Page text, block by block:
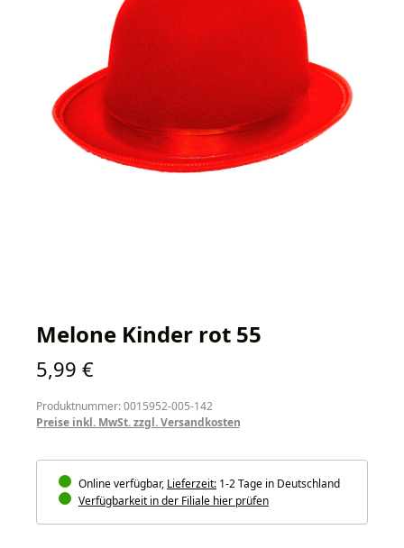
Melone Kinder rot 55
Regulärer Preis:
5,99 €
Produktnummer: 0015952-005-142
Preise inkl. MwSt. zzgl. Versandkosten
Online verfügbar, Lieferzeit: 1-2 Tage in Deutschland
Verfügbarkeit in der Filiale hier prüfen